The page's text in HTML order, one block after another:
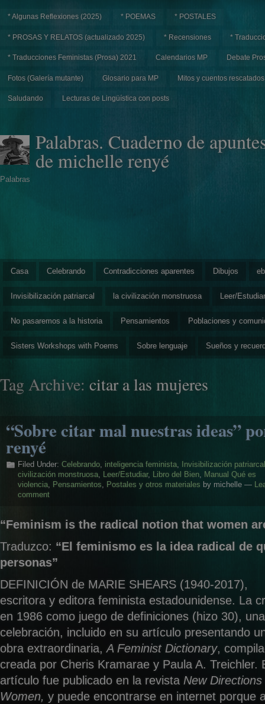
* Algunas Reflexiones (2025) * POEMAS * POSTALES
* PROSAS Y RELATOS (actualizado 2025) * Recensiones *
* Traducciones Feministas (Prosa) 2021 Calendarios MP Debate
Fotos (Galería mutante) Glosario para MP Mitos y cuentos rescatados
Saludando Lecturas de Lingüística con posts
Palabras. Cuaderno de
de michelle renyé
Palabras
Casa Celebrando Contradicciones aparentes Dibujos
Invisibilización patriarcal la civilización monstruosa Leer/Estudiar
No pasaremos a la historia Pensamientos Poblaciones y
Sisters Workshops with Poems Sobre lenguaje Sueños y
Tag Archive: citar a las mujeres
“Sobre citar mal nuestras ideas”
renyé
Filed Under: Celebrando, inteligencia feminista,
Invisibilización patriarcal
civilización monstruosa, Leer/Estudiar, Libro del Bien, Manual Qué es
violencia, Pensamientos, Postales y otros materiales by michelle —
comment
“Feminism is the radical notion that women
Traduzco: “El feminismo es la idea radical de
personas”
DEFINICIÓN de MARIE SHEARS (1940-2017),
escritora y editora feminista estadounidense. La
en 1986 como juego de definiciones (hizo 30), una
celebración, incluido en su artículo presentando
obra extraordinaria, A Feminist Dictionary,
creada por Cheris Kramarae y Paula A. Treichler.
artículo fue publicado en la revista New
Women, y puede encontrarse en internet porque